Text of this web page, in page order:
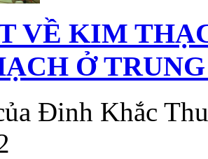
VỀ KIM
Ở
Đinh Khắc